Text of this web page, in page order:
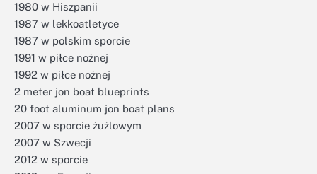
1980 w Hiszpanii
1987 w lekkoatletyce
1987 w polskim sporcie
1991 w piłce nożnej
1992 w piłce nożnej
2 meter jon boat blueprints
20 foot aluminum jon boat plans
2007 w sporcie żużlowym
2007 w Szwecji
2012 w sporcie